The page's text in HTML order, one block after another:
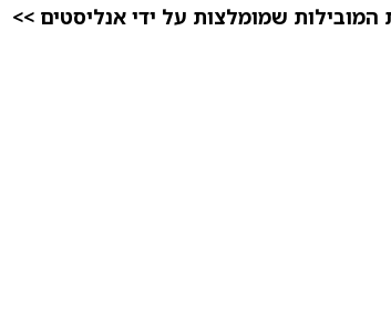
המובילות שמומלצות על ידי אנליסטים >>